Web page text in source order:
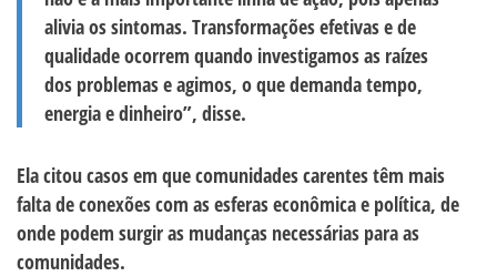
alivia os sintomas. Transformações efetivas e de
qualidade ocorrem quando investigamos as raízes
dos problemas e agimos, o que demanda tempo,
energia e dinheiro”, disse.
Ela citou casos em que comunidades carentes têm mais
falta de conexões com as esferas econômica e política, de
onde podem surgir as mudanças necessárias para as
comunidades.